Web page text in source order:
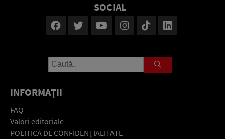
SOCIAL
INFORMAŢII
FAQ
Valori editoriale
POLITICA DE CONFIDENŢIALITATE